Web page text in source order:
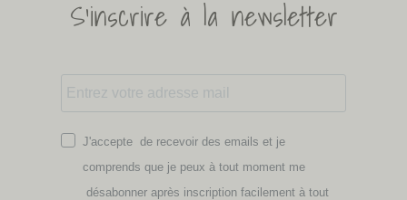
S'inscrire à la newsletter
J'accepte de recevoir des emails et je
comprends que je peux à tout moment me
désabonner après inscription facilement à tout